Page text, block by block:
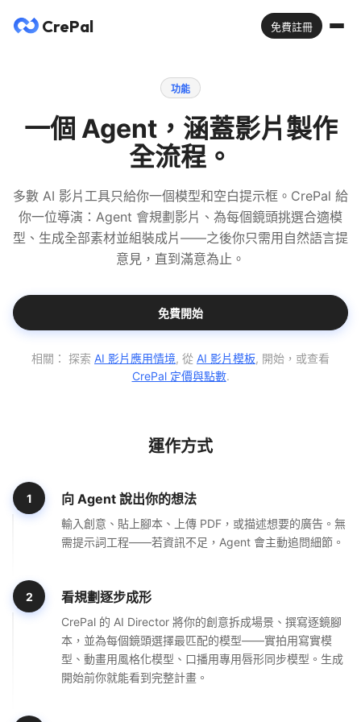
CrePal 免費註冊
功能
一個 Agent，涵蓋影片製作
全流程。
多數 AI 影片工具只給你一個模型和空白提示框。CrePal 給
你一位導演：Agent 會規劃影片、為每個鏡頭挑選合適模
型、生成全部素材並組裝成片——之後你只需用自然語言提
意見，直到滿意為止。
免費開始
相關： 探索 AI 影片應用情境, 從 AI 影片模板, 開始，或查看
CrePal 定價與點數.
運作方式
1 向 Agent 說出你的想法
輸入創意、貼上腳本、上傳 PDF，或描述想要的廣告。無
需提示詞工程——若資訊不足，Agent 會主動追問細節。
2 看規劃逐步成形
CrePal 的 AI Director 將你的創意拆成場景、撰寫逐鏡腳
本，並為每個鏡頭選擇最匹配的模型——實拍用寫實模
型、動畫用風格化模型、口播用專用唇形同步模型。生成
開始前你就能看到完整計畫。